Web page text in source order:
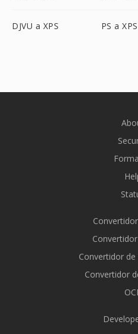
DJVU a XPS PS a XPS
Convertidor
Convertidor